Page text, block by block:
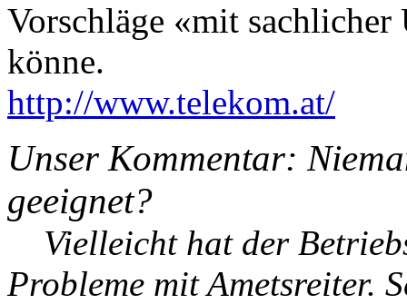
Vorschläge «mit
könne.
http://www.telekom.at/
Unser Kommentar:
geeignet?
Vielleicht hat der
Probleme mit Ametsreiter.